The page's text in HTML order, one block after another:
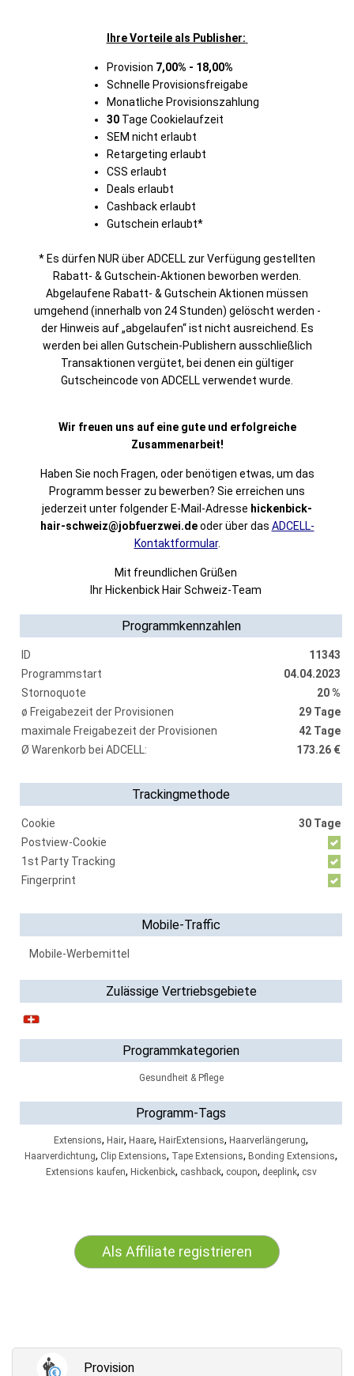
Ihre Vorteile als Publisher:
Provision 7,00% - 18,00%
Schnelle Provisionsfreigabe
Monatliche Provisionszahlung
30Tage Cookielaufzeit
SEM nicht erlaubt
Retargeting erlaubt
CSS erlaubt
Deals erlaubt
Cashback erlaubt
Gutschein erlaubt*
* Es dürfen NUR über ADCELL zur Verfügung gestellten
Rabatt- & Gutschein-Aktionen beworben werden.
Abgelaufene Rabatt- & Gutschein Aktionen müssen
umgehend (innerhalb von 24 Stunden) gelöscht werden -
der Hinweis auf „abgelaufen“ ist nicht ausreichend. Es
werden bei allen Gutschein-Publishern ausschließlich
Transaktionen vergütet, bei denen ein gültiger
Gutscheincode von ADCELL verwendet wurde.
Wir freuen uns auf eine gute und erfolgreiche
Zusammenarbeit!
Haben Sie noch Fragen, oder benötigen etwas, um das
Programm besser zu bewerben? Sie erreichen uns
jederzeit unter folgender E-Mail-Adresse hickenbick-
hair-schweiz@jobfuerzwei.deoder über das ADCELL-
Kontaktformular.
Mit freundlichen Grüßen
Ihr Hickenbick Hair Schweiz-Team
Programmkennzahlen
ID
11343
Programmstart
04.04.2023
Stornoquote
20 %
ø Freigabezeit der Provisionen
29 Tage
maximale Freigabezeit der Provisionen
42 Tage
Ø Warenkorb bei ADCELL:
173.26 €
Trackingmethode
Cookie
30 Tage
Postview-Cookie
1st Party Tracking
Fingerprint
Mobile-Traffic
Mobile-Werbemittel
Zulässige Vertriebsgebiete
Programmkategorien
Gesundheit & Pflege
Programm-Tags
Extensions, Hair, Haare, HairExtensions, Haarverlängerung,
Haarverdichtung, Clip Extensions, Tape Extensions, Bonding Extensions,
Extensions kaufen, Hickenbick, cashback, coupon, deeplink, csv
Als Affiliate registrieren
Provision